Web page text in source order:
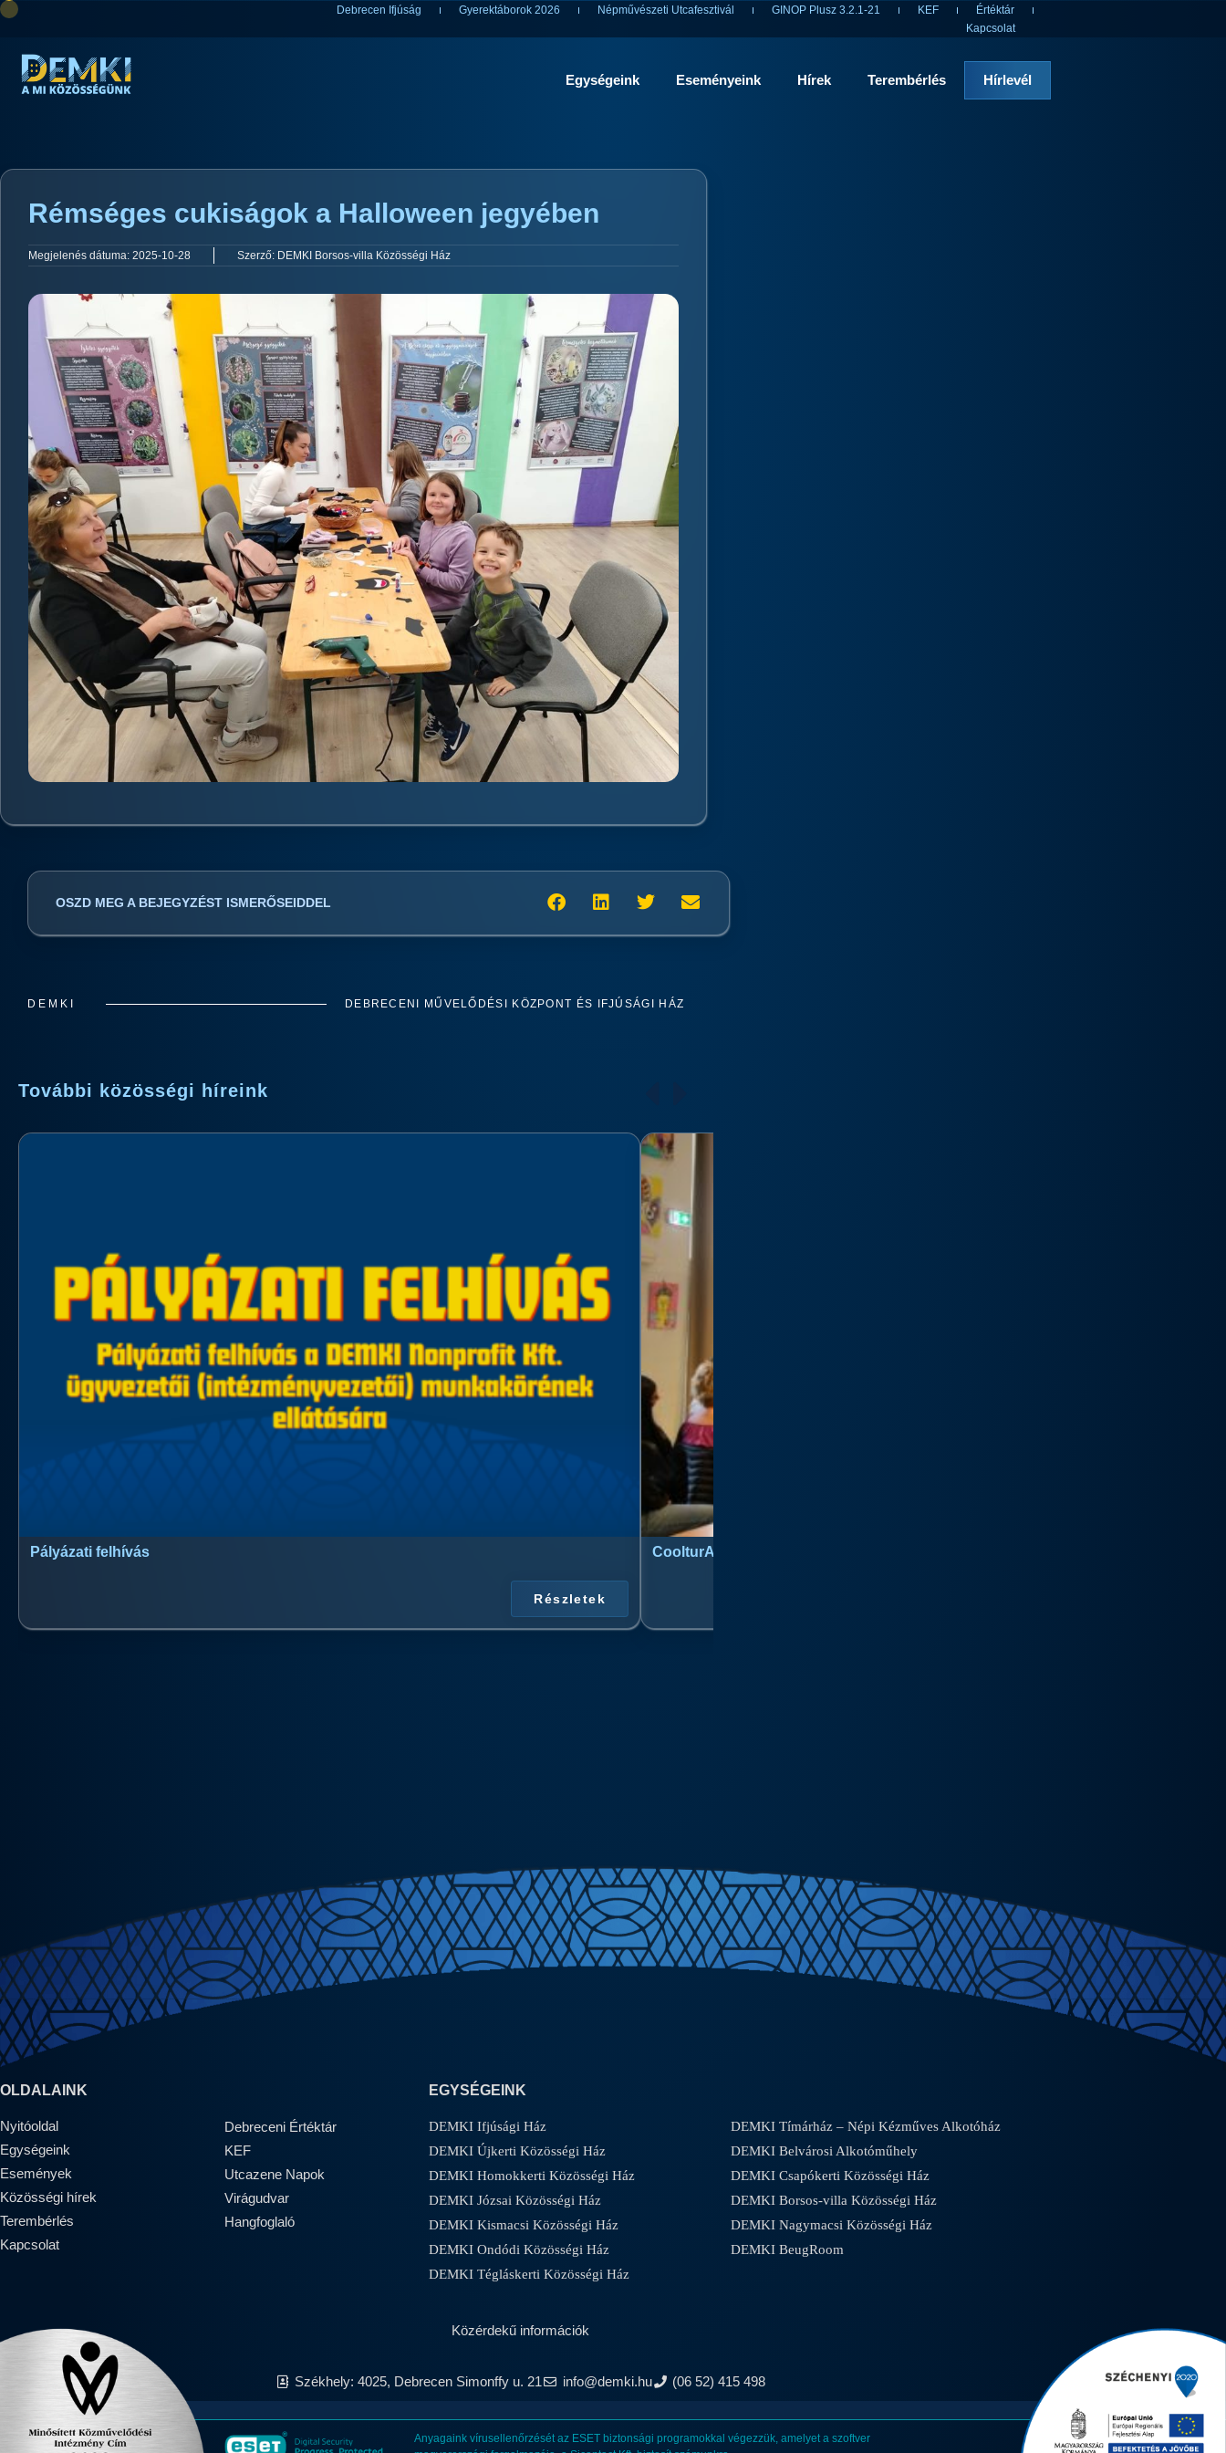
Debrecen Ifjúság Gyerektáborok 2026 Népművészeti Utcafesztivál GINOP Plusz 3.2.1-21 KEF
Értéktár
Kapcsolat
Egységeink Eseményeink Hírek Terembérlés Hírlevél
Rémséges cukiságok a Halloween jegyében
Megjelenés dátuma: 2025-10-28 Szerző: DEMKI Borsos-villa Közösségi Ház
OSZD MEG A BEJEGYZÉST ISMERŐSEIDDEL
DEMKI DEBRECENI MŰVELŐDÉSI KÖZPONT ÉS IFJÚSÁGI HÁZ
További közösségi híreink
Pályázati felhívás
Részletek
CoolturArt™ Licit-Day™ művészeti kiállítás és művészeti nap
OLDALAINK
Nyitóoldal
Egységeink
Események
Közösségi hírek
Terembérlés
Kapcsolat
Debreceni Értéktár
KEF
Utcazene Napok
Virágudvar
Hangfoglaló
EGYSÉGEINK
DEMKI Ifjúsági Ház
DEMKI Tímárház – Népi Kézműves Alkotóház
DEMKI Újkerti Közösségi Ház
DEMKI Belvárosi Alkotóműhely
DEMKI Homokkerti Közösségi Ház
DEMKI Csapókerti Közösségi Ház
DEMKI Józsai Közösségi Ház
DEMKI Borsos-villa Közösségi Ház
DEMKI Kismacsi Közösségi Ház
DEMKI Nagymacsi Közösségi Ház
DEMKI Ondódi Közösségi Ház
DEMKI BeugRoom
DEMKI Tégláskerti Közösségi Ház
Közérdekű információk
Székhely: 4025, Debrecen Simonffy u. 21 info@demki.hu (06 52) 415 498
Anyagaink vírusellenőrzését az ESET biztonsági programokkal végezzük, amelyet a szoftver